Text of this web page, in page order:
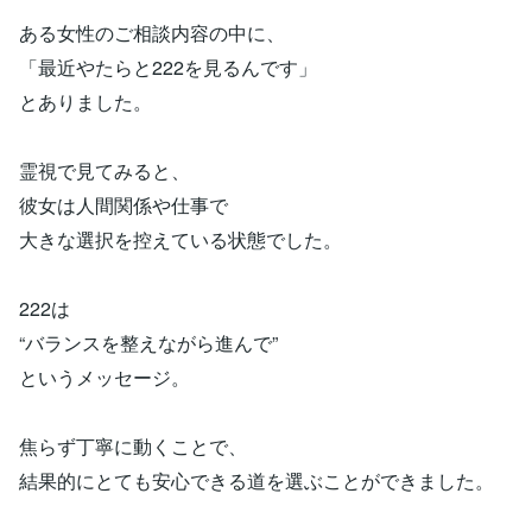
ある女性のご相談内容の中に、
「最近やたらと222を見るんです」
とありました。
霊視で見てみると、
彼女は人間関係や仕事で
大きな選択を控えている状態でした。
222は
“バランスを整えながら進んで”
というメッセージ。
焦らず丁寧に動くことで、
結果的にとても安心できる道を選ぶことができました。